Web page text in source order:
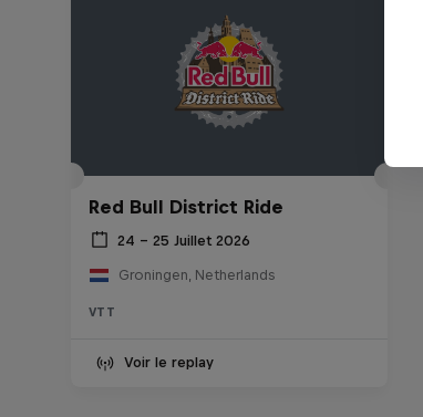
Red Bull District Ride
24 – 25 Juillet 2026
Groningen, Netherlands
VTT
Voir le replay